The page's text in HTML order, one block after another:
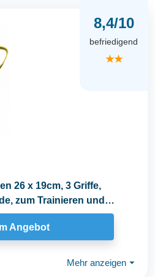
8,4/10
befriedigend
★★
26 x 19cm, 3 Griffe,
zum Trainieren und
Angebot
Mehr anzeigen ⏷